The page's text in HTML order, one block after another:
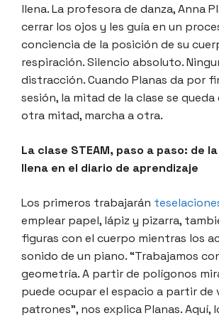
llena. La profesora de danza, Anna
cerrar los ojos y les guía en un
conciencia de la posición de su
respiración. Silencio absoluto.
distracción. Cuando Planas da por
sesión, la mitad de la clase se queda
otra mitad, marcha a otra.
La clase STEAM, paso a paso: de
llena en el diario de aprendizaje
Los primeros trabajarán
emplear papel, lápiz y pizarra,
figuras con el cuerpo mientras los
sonido de un piano. “Trabajamos
geometría. A partir de polígonos
puede ocupar el espacio a partir de
patrones”, nos explica Planas. Aquí,